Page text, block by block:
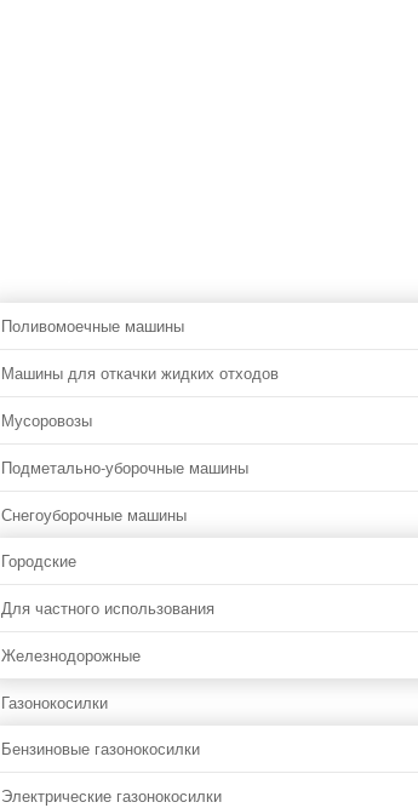
Поливомоечные машины
Машины для откачки жидких отходов
Мусоровозы
Подметально-уборочные машины
Снегоуборочные машины
Городские
Для частного использования
Железнодорожные
Газонокосилки
Бензиновые газонокосилки
Электрические газонокосилки